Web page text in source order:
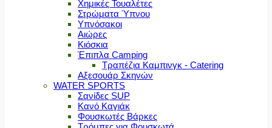
Χημικές Τουαλέτες
Στρώματα Ύπνου
Υπνόσακοι
Αιώρες
Κιόσκια
Έπιπλα Camping
Τραπέζια Καμπινγκ - Catering
Αξεσουάρ Σκηνών
WATER SPORTS
Σανίδες SUP
Κανό Καγιάκ
Φουσκωτές Βάρκες